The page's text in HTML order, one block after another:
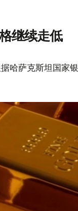
继续走低
据哈萨克斯坦国家